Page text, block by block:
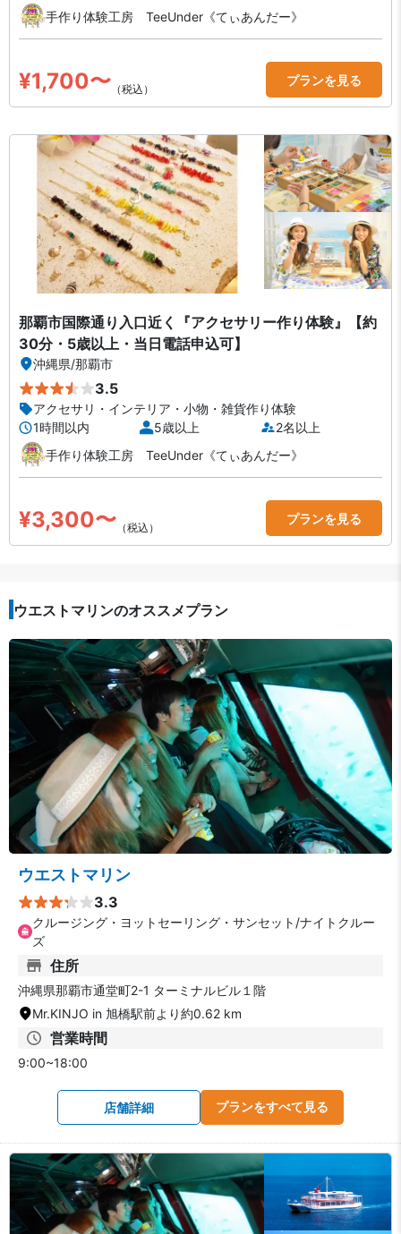
手作り体験工房 TeeUnder《てぃあんだー》
¥1,700〜 （税込）
プランを見る
那覇市国際通り入口近く『アクセサリー作り体験』【約
30分・5歳以上・当日電話申込可】
沖縄県/那覇市
3.5
アクセサリ・インテリア・小物・雑貨作り体験
1時間以内
5歳以上
2名以上
手作り体験工房 TeeUnder《てぃあんだー》
¥3,300〜 （税込）
プランを見る
ウエストマリンのオススメプラン
ウエストマリン
3.3
クルージング・ヨットセーリング・サンセット/ナイトクルー
ズ
住所
沖縄県那覇市通堂町2-1 ターミナルビル１階
Mr.KINJO in 旭橋駅前より約0.62 km
営業時間
9:00~18:00
店舗詳細 プランをすべて見る